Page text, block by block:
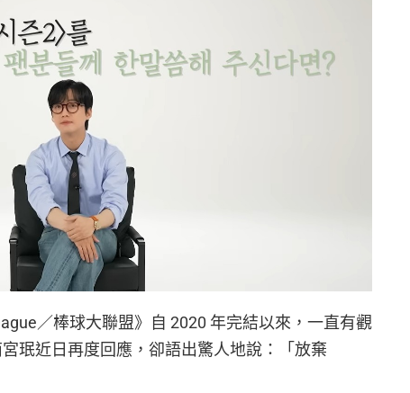
／棒球大聯盟》自 2020 年完結以來，一直有觀
珉近日再度回應，卻語出驚人地說：「放棄